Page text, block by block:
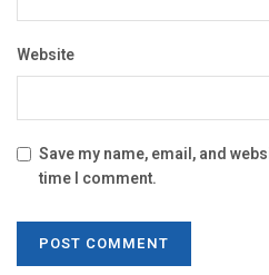
Website
Save my name, email, and
time I comment.